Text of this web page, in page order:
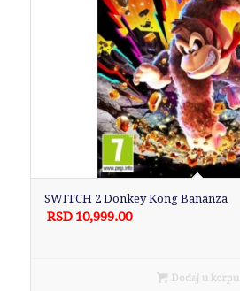
SWITCH 2 Donkey Kong Bananza
RSD 10,999.00
Dodaj u korpu